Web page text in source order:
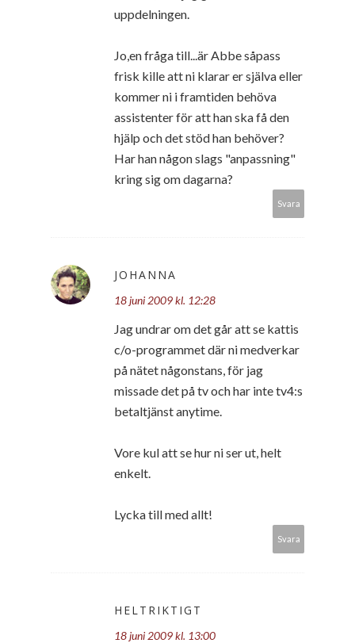
uppdelningen.
Jo,en fråga till...är Abbe såpass
frisk kille att ni klarar er själva eller
kommer ni i framtiden behöva
assistenter för att han ska få den
hjälp och det stöd han behöver?
Har han någon slags "anpassning"
kring sig om dagarna?
Svara
JOHANNA
18 juni 2009 kl. 12:28
Jag undrar om det går att se kattis
c/o-programmet där ni medverkar
på nätet någonstans, för jag
missade det på tv och har inte tv4:s
betaltjänst anytime.
Vore kul att se hur ni ser ut, helt
enkelt.
Lycka till med allt!
Svara
HELTRIKTIGT
18 juni 2009 kl. 13:00